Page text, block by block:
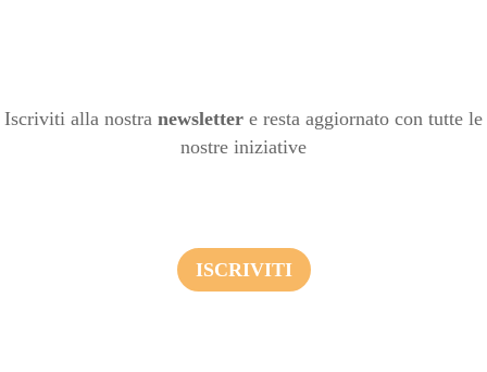
Iscriviti alla nostra newsletter e resta aggiornato con tutte le
nostre iniziative
ISCRIVITI